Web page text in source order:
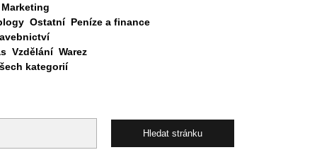
Marketing
Ostatní Peníze a finance
Vzdělání Warez
kategorií